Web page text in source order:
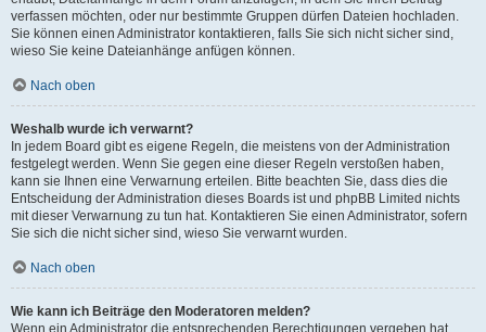
verfassen möchten, oder nur bestimmte Gruppen dürfen Dateien hochladen.
Sie können einen Administrator kontaktieren, falls Sie sich nicht sicher sind,
wieso Sie keine Dateianhänge anfügen können.
Nach oben
Weshalb wurde ich verwarnt?
In jedem Board gibt es eigene Regeln, die meistens von der Administration
festgelegt werden. Wenn Sie gegen eine dieser Regeln verstoßen haben,
kann sie Ihnen eine Verwarnung erteilen. Bitte beachten Sie, dass dies die
Entscheidung der Administration dieses Boards ist und phpBB Limited nichts
mit dieser Verwarnung zu tun hat. Kontaktieren Sie einen Administrator, sofern
Sie sich die nicht sicher sind, wieso Sie verwarnt wurden.
Nach oben
Wie kann ich Beiträge den Moderatoren melden?
Wenn ein Administrator die entsprechenden Berechtigungen vergeben hat,